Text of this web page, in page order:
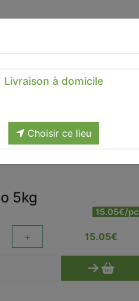
Livraison à domicile
Choisir ce lieu
5kg
15.05€/pc
+ 15.05€